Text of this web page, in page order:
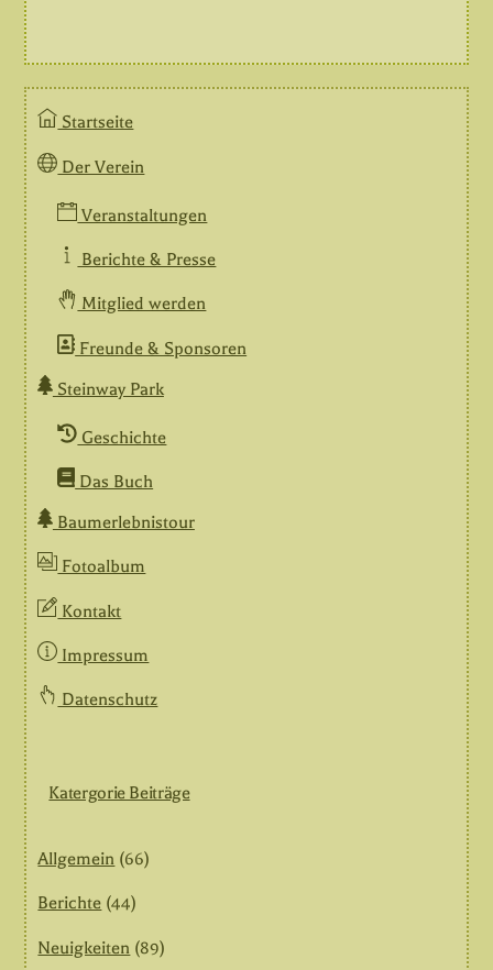
Startseite
Der Verein
Veranstaltungen
Berichte & Presse
Mitglied werden
Freunde & Sponsoren
Steinway Park
Geschichte
Das Buch
Baumerlebnistour
Fotoalbum
Kontakt
Impressum
Datenschutz
Katergorie Beiträge
Allgemein (66)
Berichte (44)
Neuigkeiten (89)